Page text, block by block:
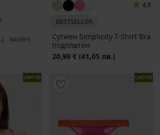
Първоначална цена
80,99 €
4,8
BESTSELLER
Сутиен Simplicity T-Shirt Bra
подплатен
20,99 € (41,05 лв.)
LIMITED LIMITED